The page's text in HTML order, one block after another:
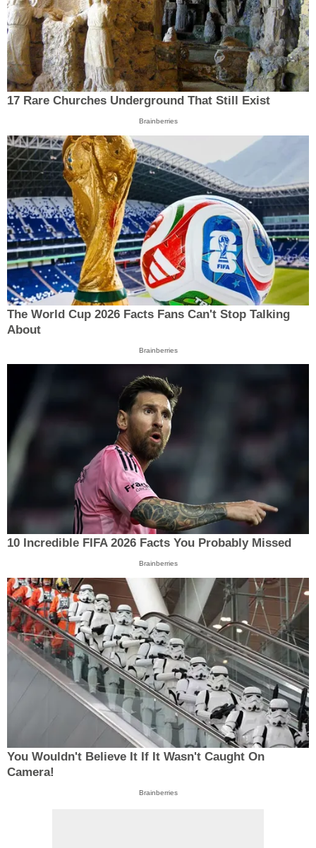
17 Rare Churches Underground That Still Exist
Brainberries
The World Cup 2026 Facts Fans Can't Stop Talking
About
Brainberries
10 Incredible FIFA 2026 Facts You Probably Missed
Brainberries
You Wouldn't Believe It If It Wasn't Caught On
Camera!
Brainberries